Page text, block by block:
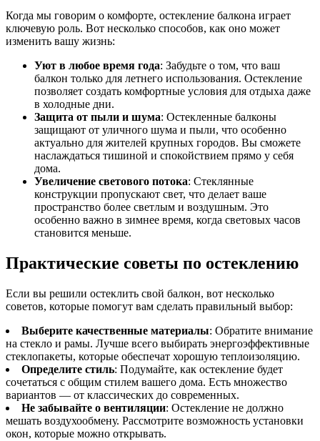
Когда мы говорим о комфорте, остекление балкона играет
ключевую роль. Вот несколько способов, как оно может
изменить вашу жизнь:
Уют в любое время года: Забудьте о том, что ваш
балкон только для летнего использования. Остекление
позволяет создать комфортные условия для отдыха даже
в холодные дни.
Защита от пыли и шума: Остекленные балконы
защищают от уличного шума и пыли, что особенно
актуально для жителей крупных городов. Вы сможете
наслаждаться тишиной и спокойствием прямо у себя
дома.
Увеличение светового потока: Стеклянные
конструкции пропускают свет, что делает ваше
пространство более светлым и воздушным. Это
особенно важно в зимнее время, когда световых часов
становится меньше.
Практические советы по остеклению
Если вы решили остеклить свой балкон, вот несколько
советов, которые помогут вам сделать правильный выбор:
Выберите качественные материалы: Обратите внимание
на стекло и рамы. Лучше всего выбирать энергоэффективные
стеклопакеты, которые обеспечат хорошую теплоизоляцию.
Определите стиль: Подумайте, как остекление будет
сочетаться с общим стилем вашего дома. Есть множество
вариантов — от классических до современных.
Не забывайте о вентиляции: Остекление не должно
мешать воздухообмену. Рассмотрите возможность установки
окон, которые можно открывать.